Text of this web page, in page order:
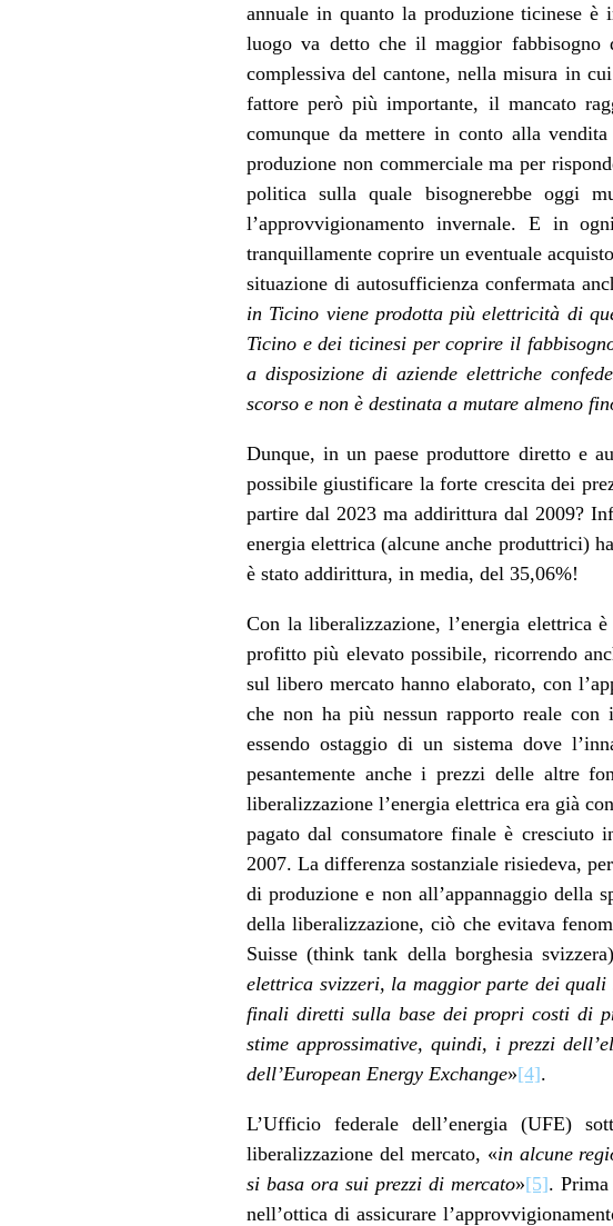
annuale in quanto la produzione ticinese
luogo va detto che il maggior fabbisogno
complessiva del cantone, nella misura in
fattore però più importante, il mancato
comunque da mettere in conto alla
produzione non commerciale ma per
politica sulla quale bisognerebbe oggi
l’approvvigionamento invernale. E in
tranquillamente coprire un eventuale
situazione di autosufficienza confermata
in Ticino viene prodotta più elettricità di
Ticino e dei ticinesi per coprire il
a disposizione di aziende elettriche
scorso e non è destinata a mutare almeno
Dunque, in un paese produttore diretto e
possibile giustificare la forte crescita dei
partire dal 2023 ma addirittura dal 2009?
energia elettrica (alcune anche produttrici)
è stato addirittura, in media, del 35,06%!
Con la liberalizzazione, l’energia elettrica
profitto più elevato possibile, ricorrendo
sul libero mercato hanno elaborato, con
che non ha più nessun rapporto reale
essendo ostaggio di un sistema dove
pesantemente anche i prezzi delle altre
liberalizzazione l’energia elettrica era già
pagato dal consumatore finale è
2007. La differenza sostanziale risiedeva,
di produzione e non all’appannaggio della
della liberalizzazione, ciò che evitava
Suisse (think tank della borghesia
elettrica svizzeri, la maggior parte dei
finali diretti sulla base dei propri costi di
stime approssimative, quindi, i prezzi
dell’European Energy Exchange»[4].
L’Ufficio federale dell’energia (UFE)
liberalizzazione del mercato, «in alcune
si basa ora sui prezzi di mercato»[5]. Prima
nell’ottica di assicurare